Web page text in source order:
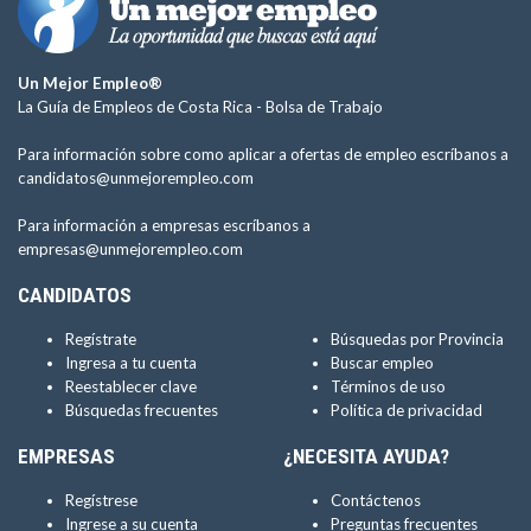
Un Mejor Empleo®
La Guía de Empleos de Costa Rica - Bolsa de Trabajo
Para información sobre como aplicar a ofertas de empleo escríbanos a
candidatos@unmejorempleo.com
Para información a empresas escríbanos a
empresas@unmejorempleo.com
CANDIDATOS
Regístrate
Ingresa a tu cuenta
Reestablecer clave
Búsquedas frecuentes
Búsquedas por Provincia
Buscar empleo
Términos de uso
Política de privacidad
EMPRESAS
Regístrese
Ingrese a su cuenta
¿NECESITA AYUDA?
Contáctenos
Preguntas frecuentes